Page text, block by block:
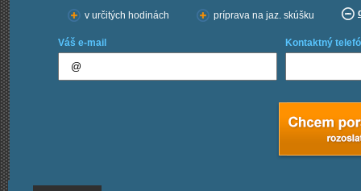
v určitých hodinách príprava na jaz. skúšku
Váš e-mail Kontaktný